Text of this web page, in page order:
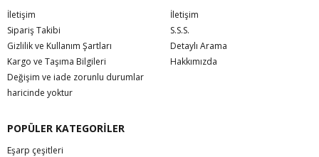
İletişim
Sipariş Takibi
Gizlilik ve Kullanım Şartları
Kargo ve Taşıma Bilgileri
Değişim ve iade zorunlu durumlar
haricinde yoktur
İletişim
S.S.S.
Detaylı Arama
Hakkımızda
POPÜLER KATEGORİLER
Eşarp çeşitleri